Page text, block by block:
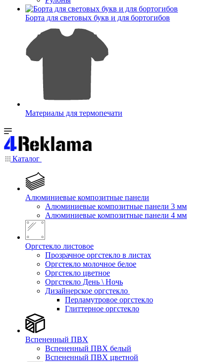
Борта для световых букв и для бортогибов
Материалы для термопечати
Каталог
Алюминиевые композитные панели
Алюминиевые композитные панели 3 мм
Алюминиевые композитные панели 4 мм
Оргстекло листовое
Прозрачное оргстекло в листах
Оргстекло молочное белое
Оргстекло цветное
Оргстекло День \ Ночь
Дизайнерское оргстекло
Перламутровое оргстекло
Глиттерное оргстекло
Вспененный ПВХ
Вспененный ПВХ белый
Вспененный ПВХ цветной